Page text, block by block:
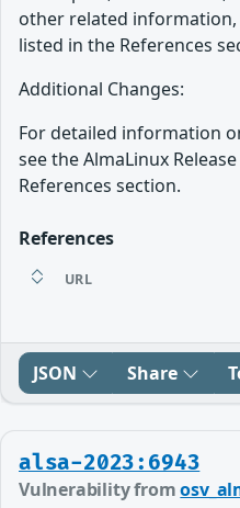
other related information,
listed in the References
Additional Changes:
For detailed information
see the AlmaLinux
References section.
References
URL
JSON Share
alsa-2023:6943
Vulnerability from